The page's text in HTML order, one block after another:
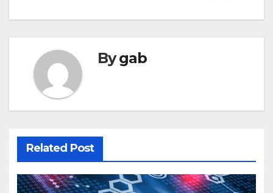
Bygab
Related Post